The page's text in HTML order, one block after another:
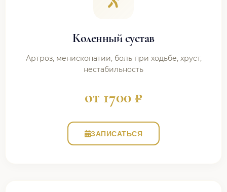
Коленный сустав
Артроз, менископатии, боль при ходьбе, хруст,
нестабильность
от 1700 ₽
ЗАПИСАТЬСЯ